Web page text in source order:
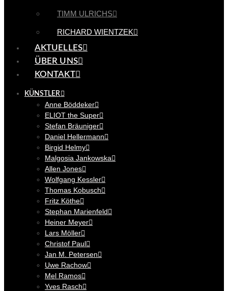
TIMM ULRICHS
RICHARD WIENTZEK
AKTUELLES
ÜBER UNS
KONTAKT
KÜNSTLER
Anne Böddeker
ELIOT the Super
Stefan Bräuniger
Daniel Hellermann
Birgid Helmy
Malgosia Jankowska
Allen Jones
Wolfgang Kessler
Thomas Kobusch
Fritz Köthe
Stephan Marienfeld
Heiner Meyer
Lars Möller
Christof Paul
Jan M. Petersen
Uwe Rachow
Mel Ramos
Yves Rasch